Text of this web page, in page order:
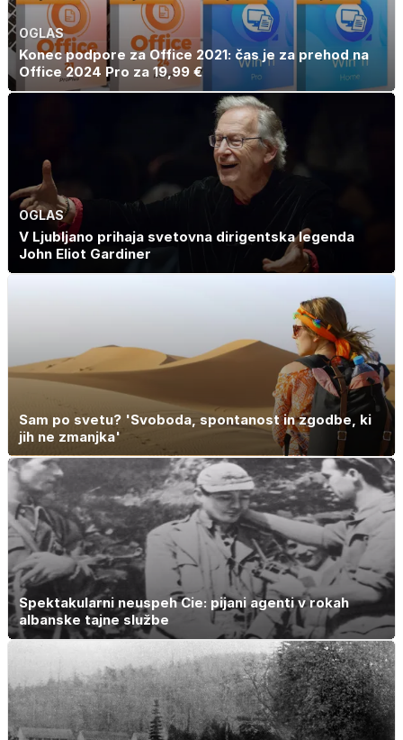
OGLAS
Konec podpore za Office 2021: čas je za prehod na
Office 2024 Pro za 19,99 €
OGLAS
V Ljubljano prihaja svetovna dirigentska legenda
John Eliot Gardiner
Sam po svetu? 'Svoboda, spontanost in zgodbe, ki
jih ne zmanjka'
Spektakularni neuspeh Cie: pijani agenti v rokah
albanske tajne službe